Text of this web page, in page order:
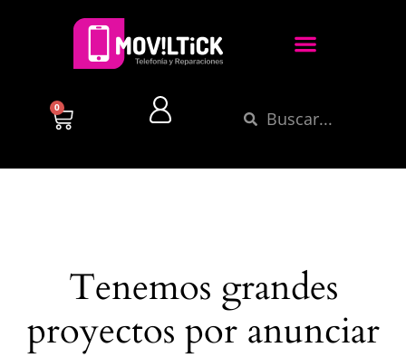
0
Tenemos grandes
proyectos por anunciar